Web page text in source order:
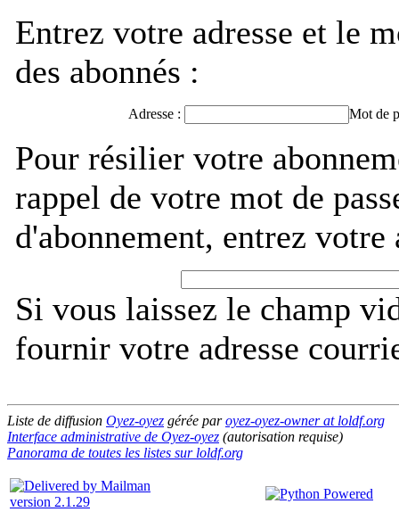
Entrez votre adresse et le
des abonnés :
Adresse : Mot de
Pour résilier votre
rappel de votre mot de
d'abonnement, entrez
Si vous laissez le champ
fournir votre adresse
Liste de diffusion Oyez-oyez gérée paroyez-oyez-owner at loldf.org
Interface administrative de Oyez-oyez (autorisation requise)
Panorama de toutes les listes sur loldf.org
version 2.1.29